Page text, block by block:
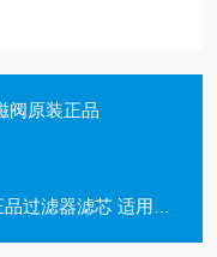
阀原装正品
滤芯 适用ZB真空系列